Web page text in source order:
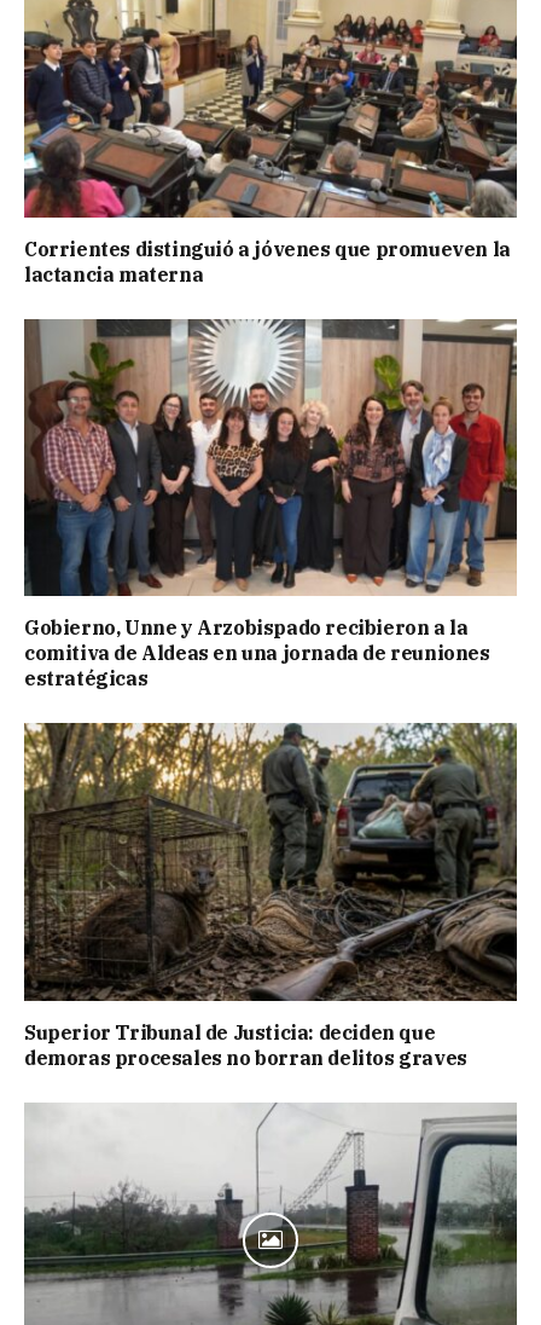
Corrientes distinguió a jóvenes que promueven la
lactancia materna
Gobierno, Unne y Arzobispado recibieron a la
comitiva de Aldeas en una jornada de reuniones
estratégicas
Superior Tribunal de Justicia: deciden que
demoras procesales no borran delitos graves